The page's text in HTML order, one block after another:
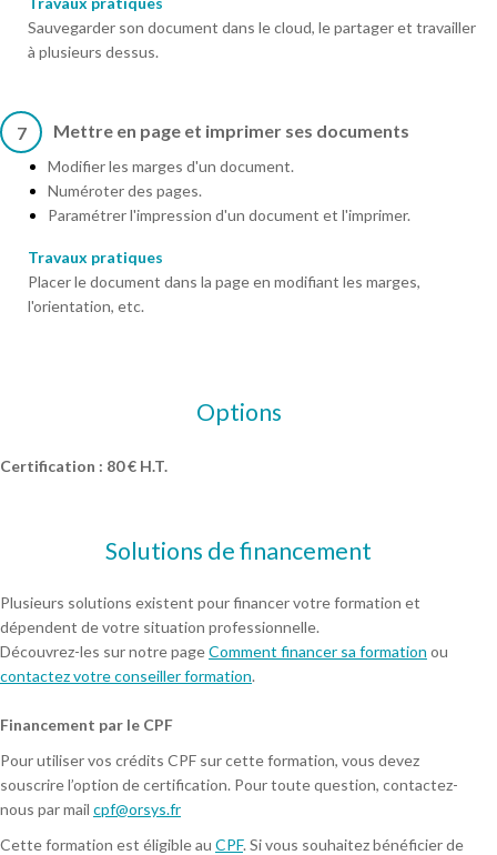
Sauvegarder son document dans le cloud, le partager et travailler
à plusieurs dessus.
7 Mettre en page et imprimer ses documents
Modifier les marges d'un document.
Numéroter des pages.
Paramétrer l'impression d'un document et l'imprimer.
Travaux pratiques
Placer le document dans la page en modifiant les marges,
l'orientation, etc.
Options
Certification : 80 € H.T.
Solutions de financement
Plusieurs solutions existent pour financer votre formation et
dépendent de votre situation professionnelle.
Découvrez-les sur notre pageComment financer sa formation ou
contactez votre conseiller formation.
Financement par le CPF
Pour utiliser vos crédits CPF sur cette formation, vous devez
souscrire l’option de certification. Pour toute question, contactez-
nous par mail cpf@orsys.fr
Cette formation est éligible au CPF. Si vous souhaitez bénéficier de